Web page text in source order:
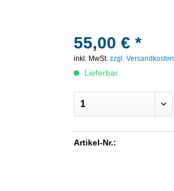
55,00 € *
inkl. MwSt.zzgl. Versandkosten
Lieferbar
Artikel-Nr.: